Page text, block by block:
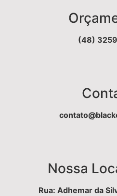
(48)
Nossa
Rua: Adhemar da